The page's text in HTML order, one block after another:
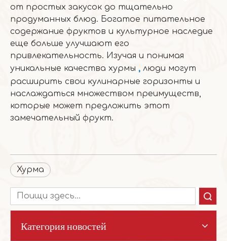
от простых закусок до тщательно
продуманных блюд. Богатое питательное
содержание фруктов и культурное наследие
еще больше улучшают его
привлекательность. Изучая и понимая
уникальные качества хурмы , люди могут
расширить свои кулинарные горизонты и
наслаждаться множеством преимуществ,
которые может предложить этот
замечательный фрукт.
Хурма
Категория новостей